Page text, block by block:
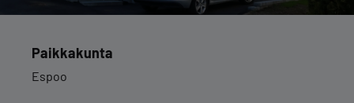
Paikkakunta
Espoo